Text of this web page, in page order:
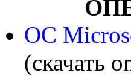
ОС
(скачать